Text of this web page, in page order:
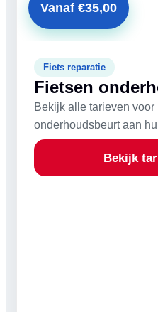
Vanaf €35,00
Fiets reparatie
Fietsen
Bekijk alle tarieven voor
onderhoudsbeurt aan
Bekijk